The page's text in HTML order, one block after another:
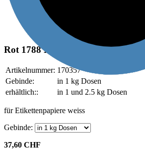
Stapelfähigkeit
Rot 1788 Henniez Logo
Artikelnummer: 170357
Gebinde:
in 1 kg Dosen
erhältlich::
in 1 und 2.5 kg Dosen
für Etikettenpapiere weiss
Gebinde:
37,60 CHF